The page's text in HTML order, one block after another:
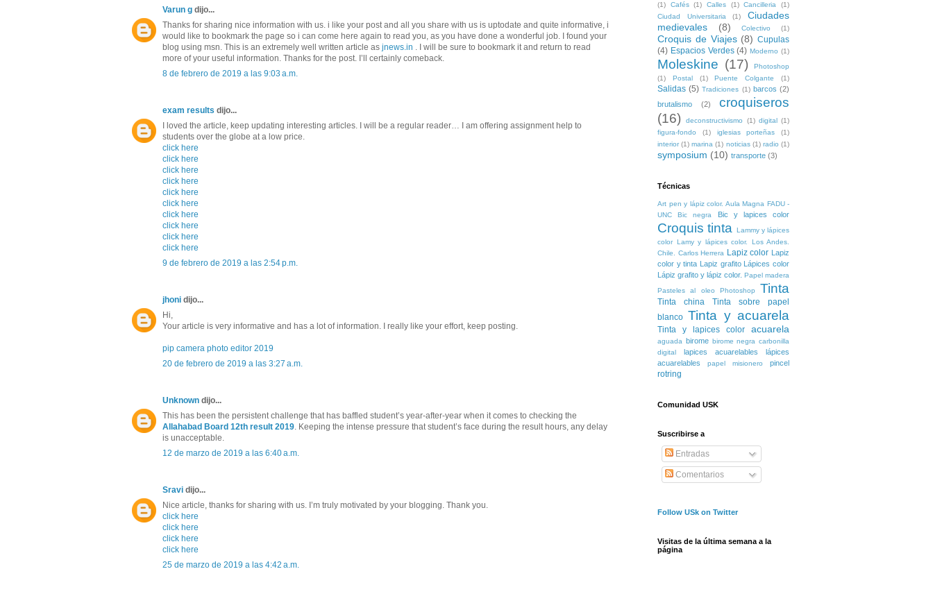
Varun g dijo...
Thanks for sharing nice information with us. i like your post and all you share with us is uptodate and quite informative, i
would like to bookmark the page so i can come here again to read you, as you have done a wonderful job. I found your
blog using msn. This is an extremely well written article as jnews.in . I will be sure to bookmark it and return to read
more of your useful information. Thanks for the post. I’ll certainly comeback.
8 de febrero de 2019 a las 9:03 a.m.
exam results dijo...
I loved the article, keep updating interesting articles. I will be a regular reader… I am offering assignment help to
students over the globe at a low price.
click here
click here
click here
click here
click here
click here
click here
click here
click here
click here
9 de febrero de 2019 a las 2:54 p.m.
jhoni dijo...
Hi,
Your article is very informative and has a lot of information. I really like your effort, keep posting.
pip camera photo editor 2019
20 de febrero de 2019 a las 3:27 a.m.
Unknown dijo...
This has been the persistent challenge that has baffled student’s year-after-year when it comes to checking the
Allahabad Board 12th result 2019. Keeping the intense pressure that student’s face during the result hours, any delay
is unacceptable.
12 de marzo de 2019 a las 6:40 a.m.
Sravi dijo...
Nice article, thanks for sharing with us. I’m truly motivated by your blogging. Thank you.
click here
click here
click here
click here
25 de marzo de 2019 a las 4:42 a.m.
(1)
Cafés (1) Calles (1) Cancilleria
(1)
Ciudad Universitaria
(1)
Ciudades
medievales
(8) Colectivo (1)
Croquis de Viajes (8) Cupulas
(4) Espacios Verdes (4) Moderno (1)
Moleskine (17)
Photoshop
(1)
Postal (1) Puente Colgante (1)
Salidas (5) Tradiciones (1) barcos (2)
brutalismo
(2)
croquiseros
(16)
deconstructivismo (1) digital
(1)
figura-fondo
(1) iglesias porteñas
(1)
interior (1) marina (1) noticias (1) radio (1)
symposium (10) transporte (3)
Técnicas
Art pen y lápiz color. Aula Magna FADU -
UNC
Bic negra Bic y lapices color
Croquis tinta
Lammy y lápices
color
Lamy y lápices color. Los Andes.
Chile. Carlos Herrera Lapiz color
Lapiz
color y tinta
Lapiz grafito
Lápices color
Lápiz grafito y lápiz color. Papel madera
Pasteles al oleo
Photoshop Tinta
Tinta china
Tinta sobre papel
blanco Tinta y acuarela
Tinta y lapices color acuarela
aguada birome birome negra carbonilla
digital
lapices acuarelables
lápices
acuarelables
papel misionero pincel
rotring
Comunidad USK
Suscribirse a
Entradas
Comentarios
Follow USk on Twitter
Visitas de la última semana a la
página